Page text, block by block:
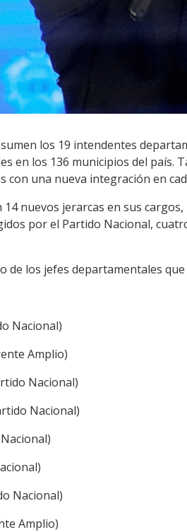
los 19 intendentes
en los 136 municipios del país.
con una nueva integración en
nuevos jerarcas en sus
por el Partido Nacional,
de los jefes departamentales
Nacional)
Amplio)
Nacional)
Nacional)
Nacional)
Amplio)